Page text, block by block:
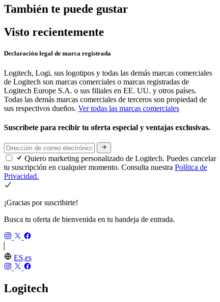
También te puede gustar
Visto recientemente
Declaración legal de marca registrada
Logitech, Logi, sus logotipos y todas las demás marcas comerciales
de Logitech son marcas comerciales o marcas registradas de
Logitech Europe S.A. o sus filiales en EE. UU. y otros países.
Todas las demás marcas comerciales de terceros son propiedad de
sus respectivos dueños. Ver todas las marcas comerciales
Suscríbete para recibir tu oferta especial y ventajas exclusivas.
Quiero marketing personalizado de Logitech. Puedes cancelar
tu suscripción en cualquier momento. Consulta nuestra Política de
Privacidad.
¡Gracias por suscribirte!
Busca tu oferta de bienvenida en tu bandeja de entrada.
ES,es
Logitech